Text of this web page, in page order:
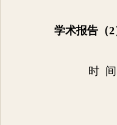
学术报告（2
时 间